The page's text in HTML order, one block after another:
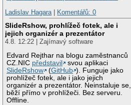
Ladislav Hagara| Komentářů: 0
SlideRshow, prohlížeč fotek, ale i
jejich organizér a prezentátor
4.8. 12:22 | Zajímavý software
Edvard Rejthar na blogu zaměstnanců
CZ.NIC představil
svou aplikaci
SlideRshow
(GitHub ). Funguje jako
prohlížeč fotek, ale i jako jejich
organizér a prezentátor. Neinstaluje se,
běží přímo v prohlížeči. Bez serveru.
Offline.